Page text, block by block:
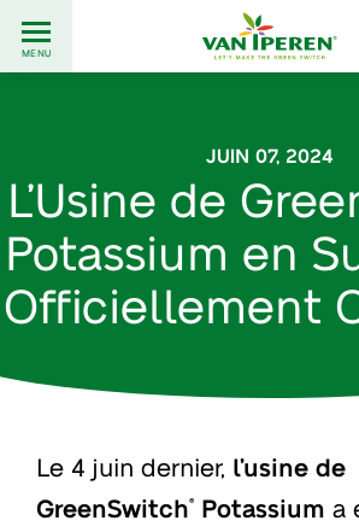
content
Back
to
MENU
JUIN 07, 2024
L’Usine de
Potassium en
Officiellement
Le 4 juin dernier, l’usine de
GreenSwitch® Potassium a